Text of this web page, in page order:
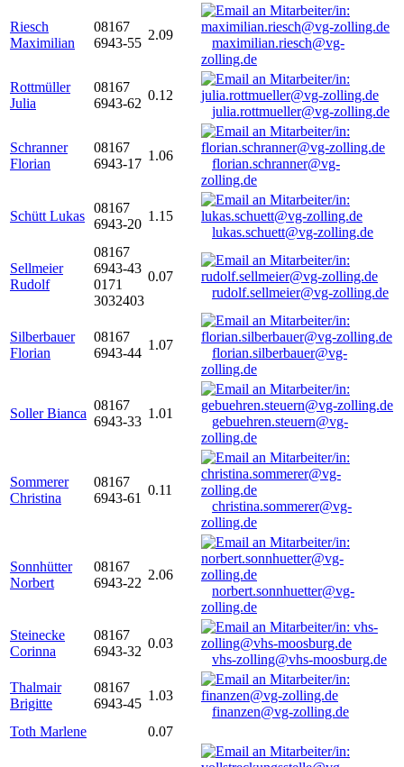
Riesch
Maximilian
08167
6943-55
2.09
maximilian.riesch@vg-
zolling.de
Rottmüller
Julia
08167
6943-62
0.12
julia.rottmueller@vg-zolling.de
Schranner
Florian
08167
6943-17
1.06
florian.schranner@vg-
zolling.de
Schütt Lukas
08167
6943-20
1.15
lukas.schuett@vg-zolling.de
Sellmeier
Rudolf
08167
6943-43
0171
3032403
0.07
rudolf.sellmeier@vg-zolling.de
Silberbauer
Florian
08167
6943-44
1.07
florian.silberbauer@vg-
zolling.de
Soller Bianca
08167
6943-33
1.01
gebuehren.steuern@vg-
zolling.de
Sommerer
Christina
08167
6943-61
0.11
christina.sommerer@vg-
zolling.de
Sonnhütter
Norbert
08167
6943-22
2.06
norbert.sonnhuetter@vg-
zolling.de
Steinecke
Corinna
08167
6943-32
0.03
vhs-zolling@vhs-moosburg.de
Thalmair
Brigitte
08167
6943-45
1.03
finanzen@vg-zolling.de
Toth Marlene
0.07